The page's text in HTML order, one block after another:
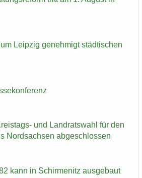
Leip­zig ge­neh­migt städ­ti­schen
und Land­rats­wahl für den
Nord­sach­sen ab­ge­schlos­sen
kann in Schir­menitz aus­ge­baut